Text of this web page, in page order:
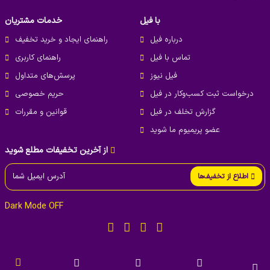
خدمات مشتریان
راهنمای ایجاد و خرید تخفیف
راهنمای کاربری
پرسش‌های متداول
حریم خصوصی
قوانین و مقررات
با فیل
درباره فیل
تماس با فیل
فیل نیوز
درخواست ثبت کسب‌و‌کار در فیل
گزارش تخلف در فیل
عضو پریمیوم ما شوید
اطلاع از تخفیف‌ها
Dark Mode OFF
All rights reserved